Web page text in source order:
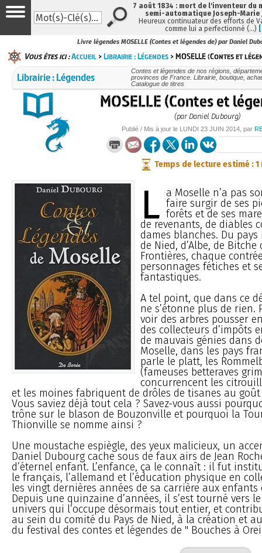
Livre légendes MOSELLE (Contes et légendes de) par Daniel
Vous êtes ici :Accueil >Librairie : Légendes > MOSELLE (Contes et
Librairie : Légendes
Contes et légendes de nos régions,
provinces de France. Librairie, boutique,
Catalogue de titres
MOSELLE (Contes et
(par Daniel Dubourg)
Publié / Mis à jour le LUNDI 23 JUIN 2014 , par
Temps de lecture estimé : 1
L a Moselle n’a pas
faire surgir de ses
forêts et de ses
de revenants, de diables
dames blanches. Du
de Nied, d’Albe, de Bitche
Frontières, chaque
personnages fétiches et
fantastiques.
A tel point, que dans ce
ne s’étonne plus de rien.
voir des arbres pousser
des collecteurs d’impôts
de mauvais génies dans
Moselle, dans les pays
parle le platt, les
(fameuses betteraves
concurrencent les
et les moines fabriquent de drôles de tisanes au
Vous saviez déjà tout cela ? Savez-vous aussi
trône sur le blason de Bouzonville et pourquoi la
Thionville se nomme ainsi ?
Une moustache espiègle, des yeux malicieux, un
Daniel Dubourg cache sous de faux airs de Jean
d’éternel enfant. L’enfance, ça le connaît : il fut
le français, l’allemand et l’éducation physique en
les vingt dernières années de sa carrière aux
Depuis une quinzaine d’années, il s’est tourné vers
univers qui l’occupe désormais tout entier, et
au sein du comité du Pays de Nied, à la création et
du festival des contes et légendes de " Bouches à
7 août 1834 : mort de l'inventeur du
semi-automatique Joseph-Marie
Heureux continuateur des efforts de
comme lui a perfectionné (…)